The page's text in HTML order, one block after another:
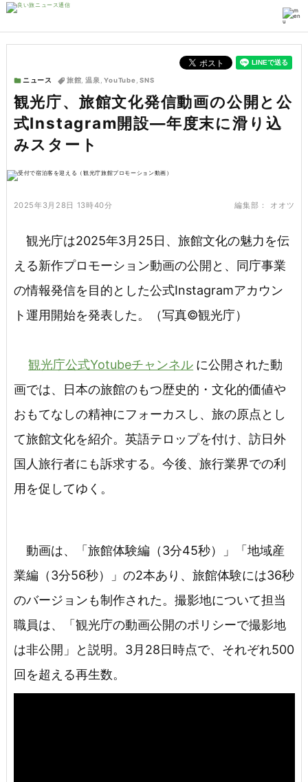
ニュース 旅館, 温泉, YouTube, SNS
観光庁、旅館文化発信動画の公開と公
式Instagram開設—年度末に滑り込
みスタート
2025年3月28日 13時40分 編集部： オオツ
観光庁は2025年3月25日、旅館文化の魅力を伝
える新作プロモーション動画の公開と、同庁事業
の情報発信を目的とした公式Instagramアカウン
ト運用開始を発表した。（写真©観光庁）
観光庁公式Yotubeチャンネル に公開された動
画では、日本の旅館のもつ歴史的・文化的価値や
おもてなしの精神にフォーカスし、旅の原点とし
て旅館文化を紹介。英語テロップを付け、訪日外
国人旅行者にも訴求する。今後、旅行業界での利
用を促してゆく。
動画は、「旅館体験編（3分45秒）」「地域産
業編（3分56秒）」の2本あり、旅館体験には36秒
のバージョンも制作された。撮影地について担当
職員は、「観光庁の動画公開のポリシーで撮影地
は非公開」と説明。3月28日時点で、それぞれ500
回を超える再生数。